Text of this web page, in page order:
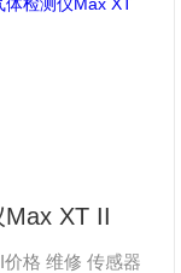
XT II
格 维修 传感器